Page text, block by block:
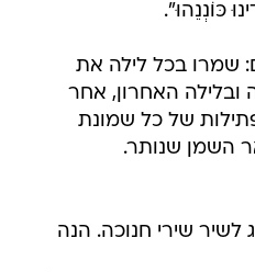
כּוֹנְנֵהוּ".
שמרו בכל לילה את
ובלילה האחרון, אחר
של כל שמונת
השמן שנותר.
שירי חנוכה. הנה